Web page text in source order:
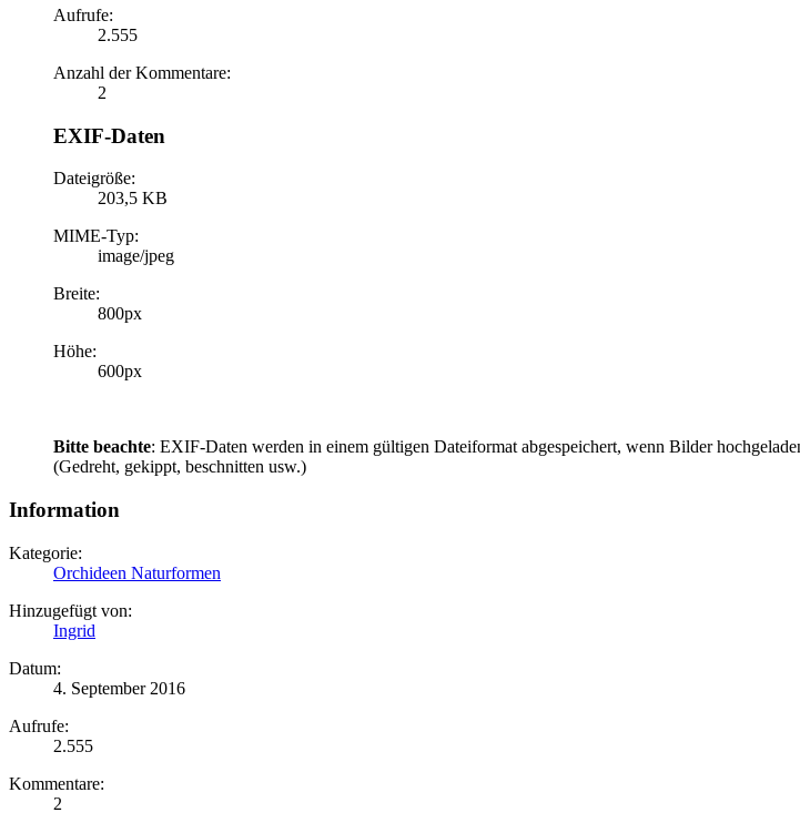
Aufrufe:
2.555
Anzahl der Kommentare:
2
EXIF-Daten
Dateigröße:
203,5 KB
MIME-Typ:
image/jpeg
Breite:
800px
Höhe:
600px
Bitte beachte: EXIF-Daten werden in einem gültigen Dateiformat abgespeichert, wenn Bilder
(Gedreht, gekippt, beschnitten usw.)
Information
Kategorie:
Orchideen Naturformen
Hinzugefügt von:
Ingrid
Datum:
4. September 2016
Aufrufe:
2.555
Kommentare:
2